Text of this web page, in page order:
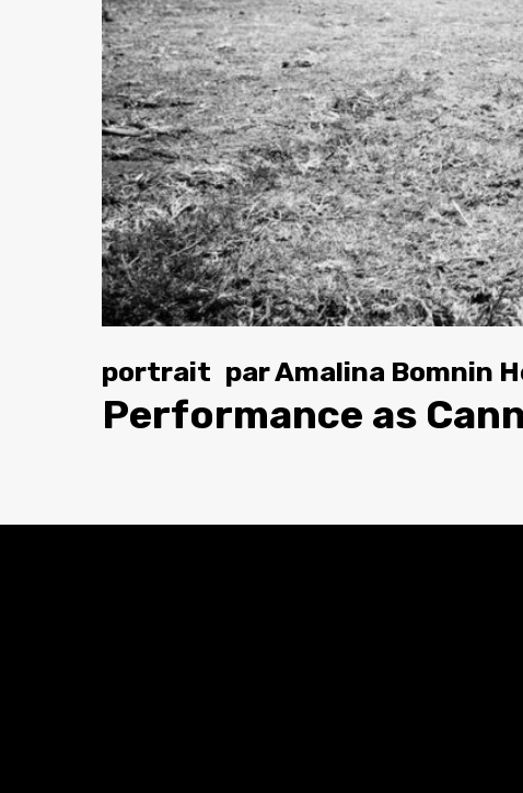
portrait parAmalina Bomnin
Performance as